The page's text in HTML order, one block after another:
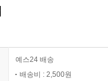
예스24 배송
배송비 : 2,500원